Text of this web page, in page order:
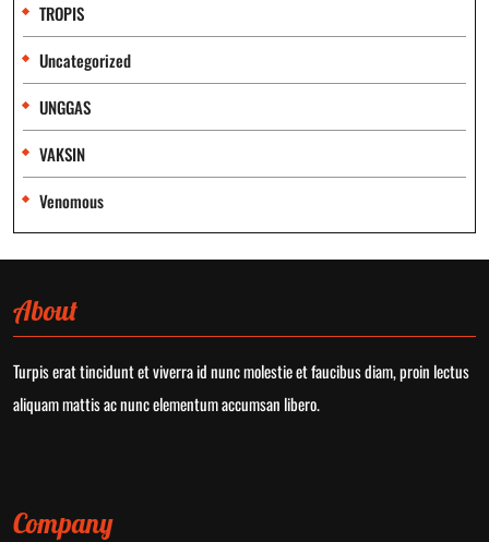
TROPIS
Uncategorized
UNGGAS
VAKSIN
Venomous
About
Turpis erat tincidunt et viverra id nunc molestie et faucibus diam, proin lectus
aliquam mattis ac nunc elementum accumsan libero.
Company